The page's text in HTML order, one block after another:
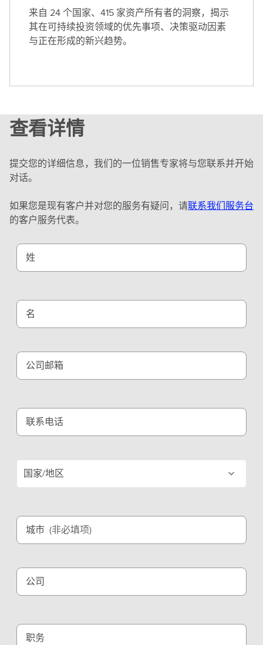
来自 24 个国家、415 家资产所有者的洞察，揭示
其在可持续投资领域的优先事项、决策驱动因素
与正在形成的新兴趋势。
查看详情
提交您的详细信息，我们的一位销售专家将与您联系并开始
对话。
如果您是现有客户并对您的服务有疑问，请联系我们服务台
的客户服务代表。
姓
名
公司邮箱
联系电话
国家/地区
城市 (非必填项)
公司
职务